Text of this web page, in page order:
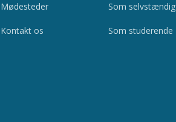
Mødesteder
Kontakt os
Som selvstændig
Som studerende